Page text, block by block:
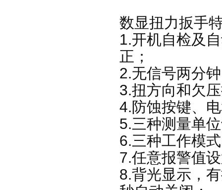
数显扭力扳手
1.开机自检及
正；
2.无信号两分
3.扭方向和欠
4.防蚀按键、
5.三种测量单
6.三种工作模
7.任意报警值
8.背光显示，